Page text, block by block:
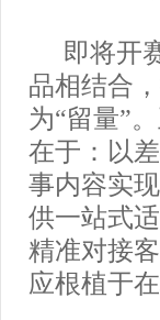
即将开
品相结合
为“留量”
在于：以
事内容实
供一站式
精准对接
应根植于